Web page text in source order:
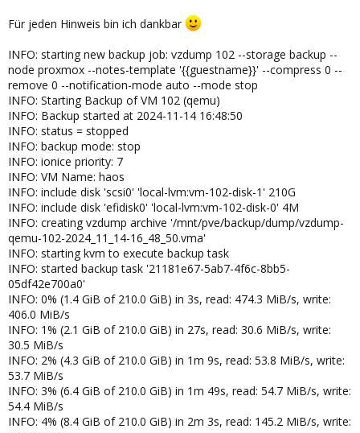
Für jeden Hinweis bin ich dankbar
INFO: starting new backup job: vzdump 102 --storage backup --
node proxmox --notes-template '{{guestname}}' --compress 0 --
remove 0 --notification-mode auto --mode stop
INFO: Starting Backup of VM 102 (qemu)
INFO: Backup started at 2024-11-14 16:48:50
INFO: status = stopped
INFO: backup mode: stop
INFO: ionice priority: 7
INFO: VM Name: haos
INFO: include disk 'scsi0' 'local-lvm:vm-102-disk-1' 210G
INFO: include disk 'efidisk0' 'local-lvm:vm-102-disk-0' 4M
INFO: creating vzdump archive '/mnt/pve/backup/dump/vzdump-
qemu-102-2024_11_14-16_48_50.vma'
INFO: starting kvm to execute backup task
INFO: started backup task '21181e67-5ab7-4f6c-8bb5-
05df42e700a0'
INFO: 0% (1.4 GiB of 210.0 GiB) in 3s, read: 474.3 MiB/s, write:
406.0 MiB/s
INFO: 1% (2.1 GiB of 210.0 GiB) in 27s, read: 30.6 MiB/s, write:
30.5 MiB/s
INFO: 2% (4.3 GiB of 210.0 GiB) in 1m 9s, read: 53.8 MiB/s, write:
53.7 MiB/s
INFO: 3% (6.4 GiB of 210.0 GiB) in 1m 49s, read: 54.7 MiB/s, write:
54.4 MiB/s
INFO: 4% (8.4 GiB of 210.0 GiB) in 2m 3s, read: 145.2 MiB/s, write: